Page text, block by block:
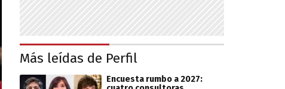
Más leídas de Perfil
Encuesta rumbo a 2027: